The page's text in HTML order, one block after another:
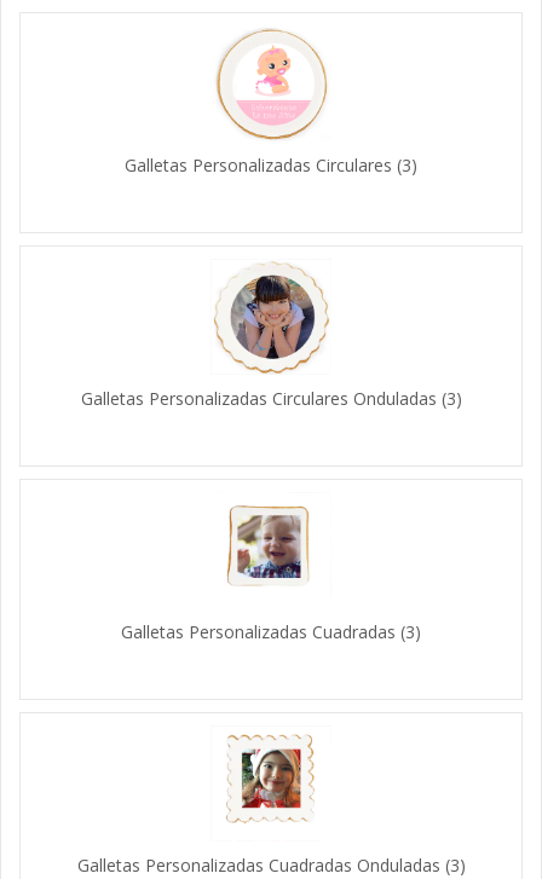
Galletas Personalizadas Circulares (3)
Galletas Personalizadas Circulares Onduladas (3)
Galletas Personalizadas Cuadradas (3)
Galletas Personalizadas Cuadradas Onduladas (3)